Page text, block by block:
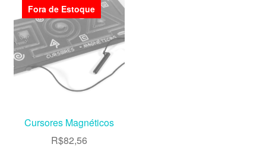
Fora de Estoque
Cursores Magnéticos
R$82,56